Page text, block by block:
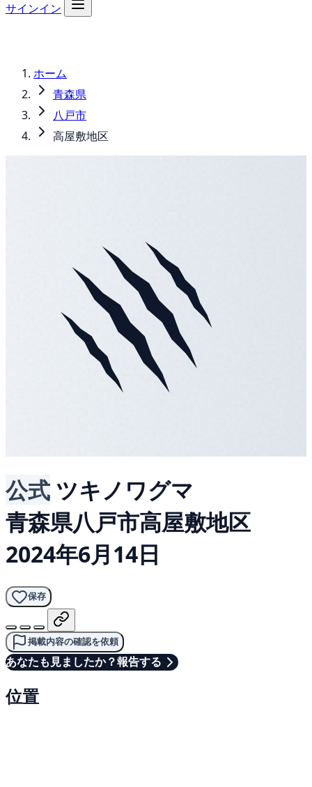
サインイン
ホーム
青森県
八戸市
高屋敷地区
公式 ツキノワグマ
青森県八戸市高屋敷地区
2024年6月14日
保存
掲載内容の確認を依頼
あなたも見ましたか？報告する
位置